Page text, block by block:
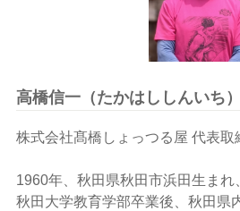
高橋信一（たかはししんいち）
株式会社髙橋しょっつる屋 代表取
1960年、秋田県秋田市浜田生まれ
秋田大学教育学部卒業後、秋田県